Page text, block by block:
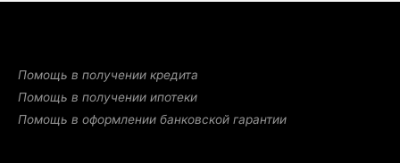
Помощь в получении кредита
Помощь в получении ипотеки
Помощь в оформлении банковской гарантии